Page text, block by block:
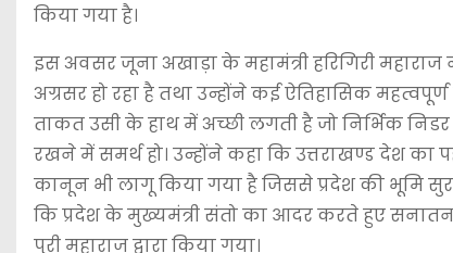
किया गया है।
इस अवसर जूना अखाड़ा के महामंत्री हरिगिरी
अग्रसर हो रहा है तथा उन्होंने कई ऐतिहासिक
ताकत उसी के हाथ में अच्छी लगती है जो निर्भिक
रखने में समर्थ हो। उन्होंने कहा कि उत्तराखण्ड देश
कानून भी लागू किया गया है जिससे प्रदेश की भूमि
कि प्रदेश के मुख्यमंत्री संतो का आदर करते हुए सनातन
पुरी महाराज द्वारा किया गया।